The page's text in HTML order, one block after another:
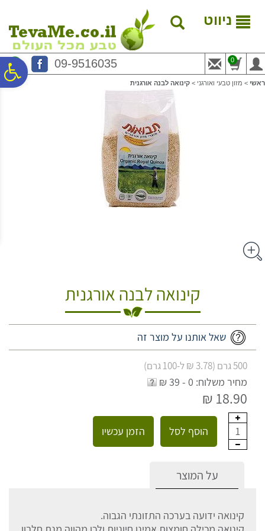
נגישות
המרכזי
ניווט
09-9516035 0
ראשי > מזון טבעי ואורגני > קינואה לבנה אורגנית
קינואה לבנה אורגנית
שאל אותנו על מוצר זה
500 גרם (3.78 ₪ ל-100 גרם)
מחיר משלוח: 0 - 39 ₪
18.90 ₪
1 הוסף לסל הזמן עכשיו
על המוצר
קינואה ידועה בערכה התזונתי הגבוה.